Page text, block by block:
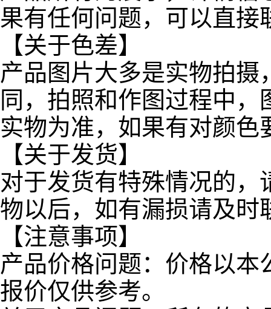
果有任何问题，可以直接
【关于色差】
产品图片大多是实物拍
同，拍照和作图过程中
实物为准，如果有对颜
【关于发货】
对于发货有特殊情况的
物以后，如有漏损请及时
【注意事项】
产品价格问题：价格以
报价仅供参考。